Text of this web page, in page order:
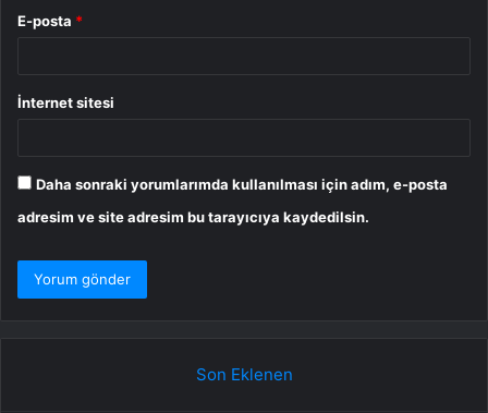
E-posta *
İnternet sitesi
Daha sonraki yorumlarımda kullanılması için adım, e-posta
adresim ve site adresim bu tarayıcıya kaydedilsin.
Son Eklenen